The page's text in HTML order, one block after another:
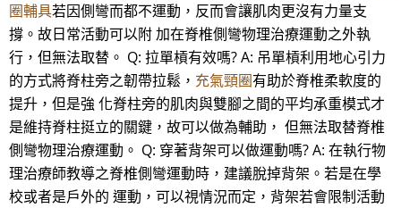
圈輔具若因側彎而都不運動，反而會讓肌肉更沒有力量支
撐。故日常活動可以附 加在脊椎側彎物理治療運動之外執
行，但無法取替。 Q: 拉單槓有效嗎? A: 吊單槓利用地心引力
的方式將脊柱旁之韌帶拉鬆， 充氣頸圈有助於脊椎柔軟度的
提升，但是強 化脊柱旁的肌肉與雙腳之間的平均承重模式才
是維持脊柱挺立的關鍵，故可以做為輔助， 但無法取替脊椎
側彎物理治療運動。 Q: 穿著背架可以做運動嗎? A: 在執行物
理治療師教導之脊椎側彎運動時，建議脫掉背架。若是在學
校或者是戶外的 運動，可以視情況而定，背架若會限制活動